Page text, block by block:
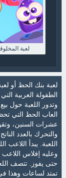
لعبة
لعبة بنك الحظ أو
الطفولة العربية
وتدور اللعبة حول
العاب الحظ التي
عشرات السنين،
والتحرك بالعدد
اللعبة. يبدأ اللاعب
وعليه إفلاس
حتى يفوز. تتصف
تمتد لساعات وهذا